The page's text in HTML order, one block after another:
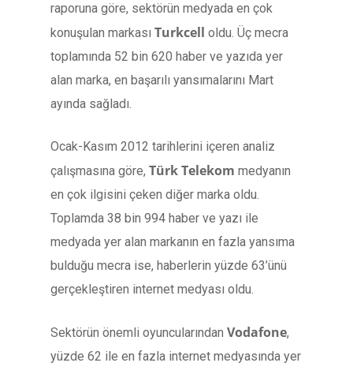
raporuna göre, sektörün medyada en çok
konuşulan markası Turkcell oldu. Üç mecra
toplamında 52 bin 620 haber ve yazıda yer
alan marka, en başarılı yansımalarını Mart
ayında sağladı.
Ocak-Kasım 2012 tarihlerini içeren analiz
çalışmasına göre, Türk Telekom medyanın
en çok ilgisini çeken diğer marka oldu.
Toplamda 38 bin 994 haber ve yazı ile
medyada yer alan markanın en fazla yansıma
bulduğu mecra ise, haberlerin yüzde 63’ünü
gerçekleştiren internet medyası oldu.
Sektörün önemli oyuncularından Vodafone,
yüzde 62 ile en fazla internet medyasında yer